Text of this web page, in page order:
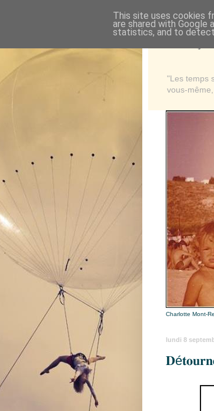
"Les temps
vous-
Charlotte Mont-
lundi 8
This site uses cookies
are shared with Google
statistics, and to detect